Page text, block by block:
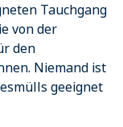
Tauchgang
von der
den
Niemand ist
geeignet